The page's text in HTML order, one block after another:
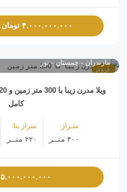
۴.۰۰۰.۰۰۰.۰۰۰ تومان
فروش
مازندران چمستان نور
کامل
متـراژ:
۳۰۰ متـر
متراژ بنا:
۲۲۰ متـر
۵.۰۰۰.۰۰۰.۰۰۰